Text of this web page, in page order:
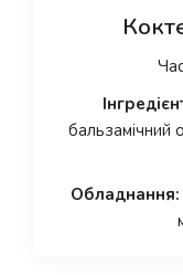
бальзамічний
Обладнання: